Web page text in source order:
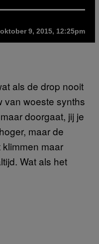
oktober 9, 2015, 12:25pm
als de drop nooit
van woeste synths
doorgaat, jij je
maar de
maar
Wat als het